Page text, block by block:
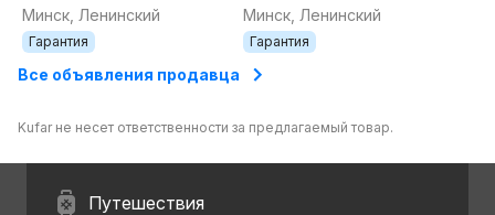
колесах новый в Минске
ДОСТАВКА поликарбонат
лаванда
Минск, Ленинский
Гарантия
колесах новый в Минске
ДОСТАВКА поликарбонат
розовый
Минск, Ленинский
Гарантия
Все объявления продавца
Kufar не несет ответственности за предлагаемый товар.
Путешествия